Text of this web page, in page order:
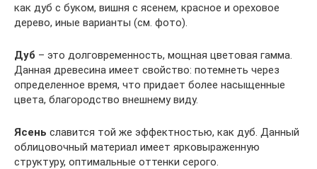
как дуб с буком, вишня с ясенем, красное и ореховое
дерево, иные варианты (см. фото).
Дуб – это долговременность, мощная цветовая гамма.
Данная древесина имеет свойство: потемнеть через
определенное время, что придает более насыщенные
цвета, благородство внешнему виду.
Ясень славится той же эффектностью, как дуб. Данный
облицовочный материал имеет ярковыраженную
структуру, оптимальные оттенки серого.